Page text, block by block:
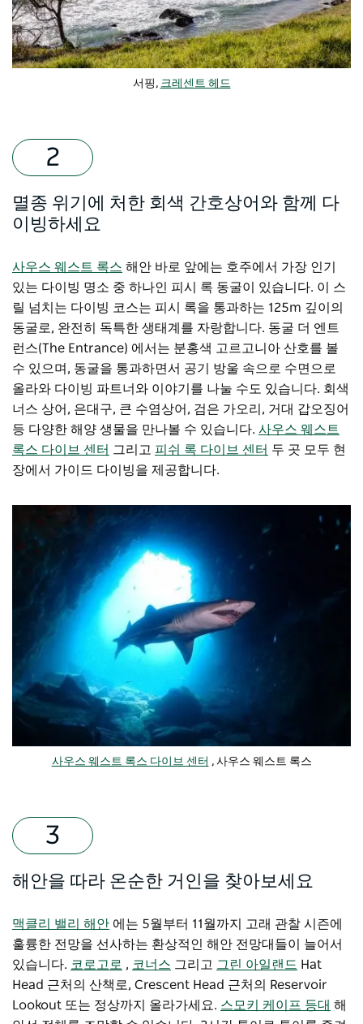
서핑, 크레센트 헤드
멸종 위기에 처한 회색 간호상어와 함께 다
이빙하세요
사우스 웨스트 록스 해안 바로 앞에는 호주에서 가장 인기
있는 다이빙 명소 중 하나인 피시 록 동굴이 있습니다. 이 스
릴 넘치는 다이빙 코스는 피시 록을 통과하는 125m 깊이의
동굴로, 완전히 독특한 생태계를 자랑합니다. 동굴 더 엔트
런스(The Entrance) 에서는 분홍색 고르고니아 산호를 볼
수 있으며, 동굴을 통과하면서 공기 방울 속으로 수면으로
올라와 다이빙 파트너와 이야기를 나눌 수도 있습니다. 회색
너스 상어, 은대구, 큰 수염상어, 검은 가오리, 거대 갑오징어
등 다양한 해양 생물을 만나볼 수 있습니다. 사우스 웨스트
록스 다이브 센터 그리고 피쉬 록 다이브 센터 두 곳 모두 현
장에서 가이드 다이빙을 제공합니다.
사우스 웨스트 록스 다이브 센터 , 사우스 웨스트 록스
해안을 따라 온순한 거인을 찾아보세요
맥클리 밸리 해안 에는 5월부터 11월까지 고래 관찰 시즌에
훌륭한 전망을 선사하는 환상적인 해안 전망대들이 늘어서
있습니다. 코로고로 , 코너스 그리고 그린 아일랜드 Hat
Head 근처의 산책로, Crescent Head 근처의 Reservoir
Lookout 또는 정상까지 올라가세요. 스모키 케이프 등대 해